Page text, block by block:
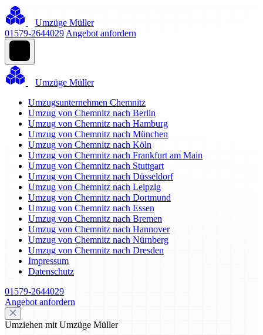
Umzüge Müller
01579-2644029 Angebot anfordern
Umzüge Müller
Umzugsunternehmen Chemnitz
Umzug von Chemnitz nach Berlin
Umzug von Chemnitz nach Hamburg
Umzug von Chemnitz nach München
Umzug von Chemnitz nach Köln
Umzug von Chemnitz nach Frankfurt am Main
Umzug von Chemnitz nach Stuttgart
Umzug von Chemnitz nach Düsseldorf
Umzug von Chemnitz nach Leipzig
Umzug von Chemnitz nach Dortmund
Umzug von Chemnitz nach Essen
Umzug von Chemnitz nach Bremen
Umzug von Chemnitz nach Hannover
Umzug von Chemnitz nach Nürnberg
Umzug von Chemnitz nach Dresden
Impressum
Datenschutz
01579-2644029
Angebot anfordern
Umziehen mit Umzüge Müller